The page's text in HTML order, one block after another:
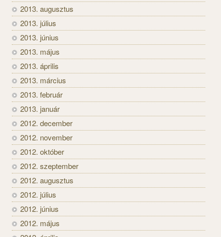
2013. augusztus
2013. július
2013. június
2013. május
2013. április
2013. március
2013. február
2013. január
2012. december
2012. november
2012. október
2012. szeptember
2012. augusztus
2012. július
2012. június
2012. május